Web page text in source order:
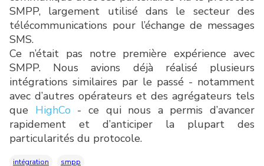
SMPP, largement utilisé dans le secteur des
télécommunications pour l’échange de messages
SMS.
Ce n’était pas notre première expérience avec
SMPP. Nous avions déjà réalisé plusieurs
intégrations similaires par le passé - notamment
avec d’autres opérateurs et des agrégateurs tels
que HighCo - ce qui nous a permis d’avancer
rapidement et d’anticiper la plupart des
particularités du protocole.
intégration smpp